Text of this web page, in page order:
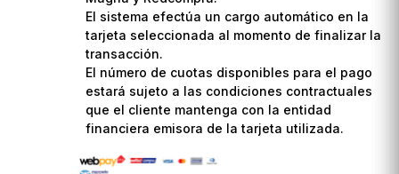
El sistema efectúa un cargo automático en la
tarjeta seleccionada al momento de finalizar la
transacción.
El número de cuotas disponibles para el pago
estará sujeto a las condiciones contractuales
que el cliente mantenga con la entidad
financiera emisora de la tarjeta utilizada.